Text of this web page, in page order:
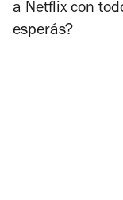
a Netflix con
esperás?